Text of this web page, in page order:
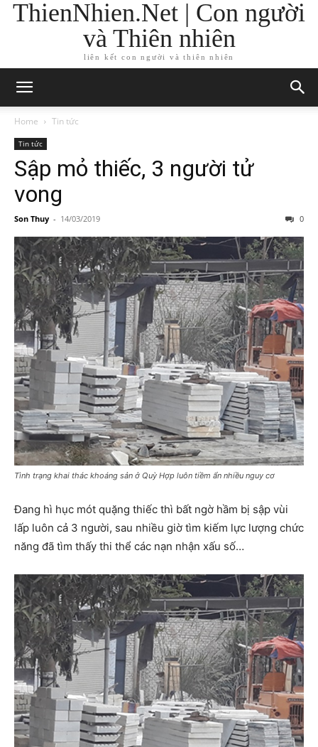
ThienNhien.Net | Con người
và Thiên nhiên
liên kết con người và thiên nhiên
Home Tin tức
Tin tức
Sập mỏ thiếc, 3 người tử
vong
Son Thuy - 14/03/2019 0
Tình trạng khai thác khoáng sản ở Quỳ Hợp luôn tiềm ẩn nhiều nguy cơ
Đang hì hục mót quặng thiếc thì bất ngờ hầm bị sập vùi
lấp luôn cả 3 người, sau nhiều giờ tìm kiếm lực lượng chức
năng đã tìm thấy thi thể các nạn nhận xấu số…